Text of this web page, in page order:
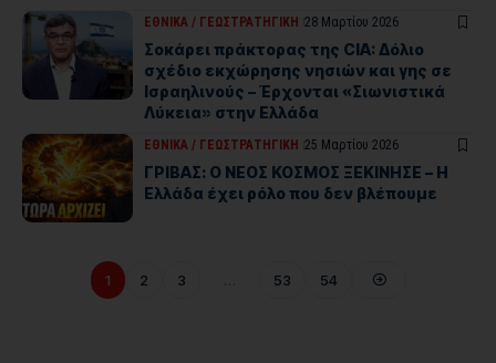
ΕΘΝΙΚΑ / ΓΕΩΣΤΡΑΤHΓΙΚΗ 28 Μαρτίου 2026
Σοκάρει πράκτορας της CIA: Δόλιο
σχέδιο εκχώρησης νησιών και γης σε
Ισραηλινούς – Έρχονται «Σιωνιστικά
Λύκεια» στην Ελλάδα
ΕΘΝΙΚΑ / ΓΕΩΣΤΡΑΤHΓΙΚΗ 25 Μαρτίου 2026
ΓΡΙΒΑΣ: Ο ΝΕΟΣ ΚΟΣΜΟΣ ΞΕΚΙΝΗΣΕ – Η
Ελλάδα έχει ρόλο που δεν βλέπουμε
1 2 3 53 54